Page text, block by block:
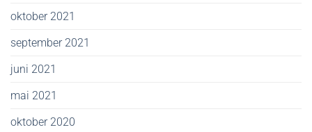
oktober 2021
september 2021
juni 2021
mai 2021
oktober 2020